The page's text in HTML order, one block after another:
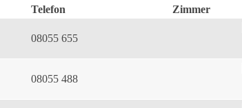
Telefon Zimmer
08055 655
08055 488